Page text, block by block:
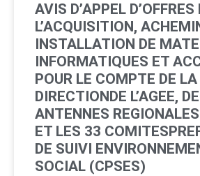
AVIS D’APPEL D’OFFRES
L’ACQUISITION,
INSTALLATION DE
INFORMATIQUES ET
POUR LE COMPTE DE LA
DIRECTIONDE L’AGEE,
ANTENNES REGIONALES
ET LES 33
DE SUIVI
SOCIAL (CPSES)